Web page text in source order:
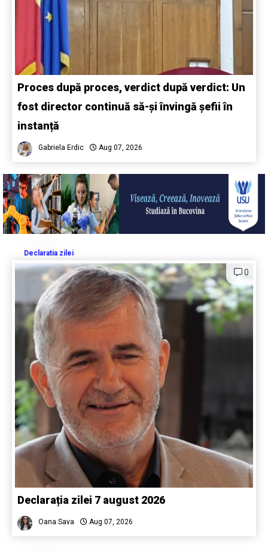
Proces după proces, verdict după verdict: Un
fost director continuă să-și învingă șefii în
instanță
Gabriela Erdic Aug 07, 2026
Declaratia zilei
0
Declarația zilei 7 august 2026
Oana Sava Aug 07, 2026